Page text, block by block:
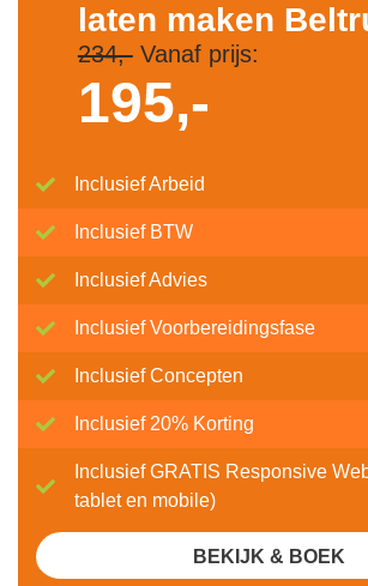
laten maken
234,-Vanaf prijs:
195,-
Inclusief Arbeid
Inclusief BTW
Inclusief Advies
Inclusief Voorbereidingsfase
Inclusief Concepten
Inclusief 20% Korting
Inclusief GRATIS Responsive
tablet en mobile)
BEKIJK & BOEK